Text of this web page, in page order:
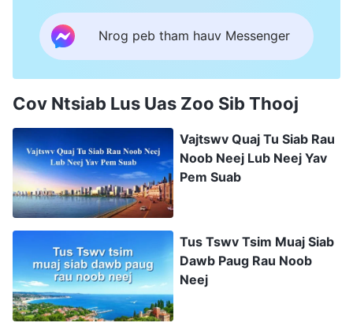
Nrog peb tham hauv Messenger
Cov Ntsiab Lus Uas Zoo Sib Thooj
Vajtswv Quaj Tu Siab Rau
Noob Neej Lub Neej Yav
Pem Suab
Tus Tswv Tsim Muaj Siab
Dawb Paug Rau Noob
Neej